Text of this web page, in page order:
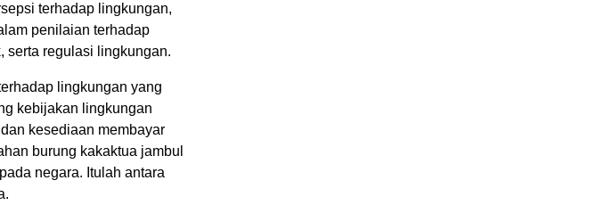
terhadap lingkungan,
penilaian terhadap
serta regulasi lingkungan.
lingkungan yang
kebijakan lingkungan
kesediaan membayar
burung kakaktua jambul
negara. Itulah antara